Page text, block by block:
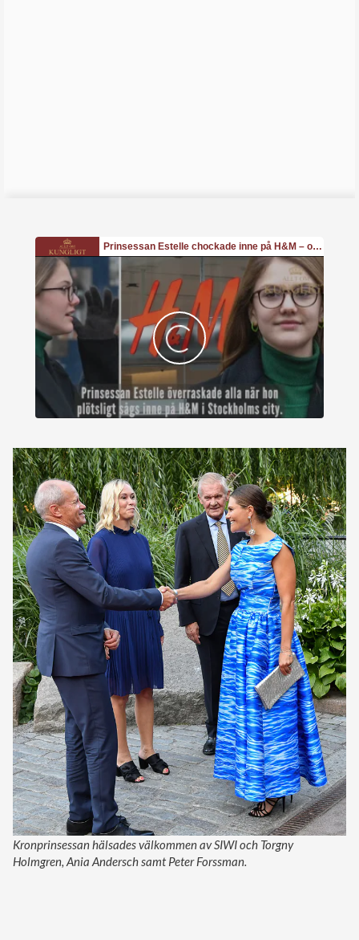
Kronprinsessan hälsades välkommen av SIWI och Torgny
Holmgren, Ania Andersch samt Peter Forssman.